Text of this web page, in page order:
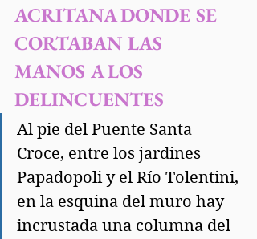
ACRITANA DONDE SE
CORTABAN LAS
MANOS A LOS
DELINCUENTES
Al pie del Puente Santa
Croce, entre los jardines
Papadopoli y el Río Tolentini,
en la esquina del muro hay
incrustada una columna del